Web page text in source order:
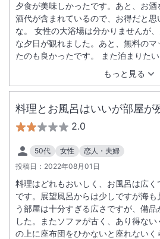
もっと見る
夕食が美味しかったです。あと、お
酒代が含まれているので、お得だと
な。 女性の大浴場は分かりませんが
な夕日が観れました。あと、無料の
たのも良かったです。 また泊まりたい
料理とお風呂はいいが部屋が
2.0
50代 女性
恋人・夫婦
投稿日： 2022年08月01日
料理はどれもおいしく、お風呂は広
です。展望風呂からは少しですが海
う部屋は十分すぎる広さですが、備
した。またソファが古く、あり得な
の上に座布団をひかないと座れないく